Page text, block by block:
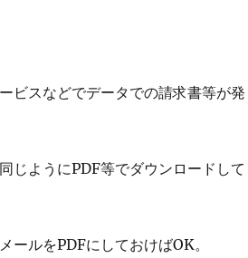
ビスなどでデータでの請求書等が発
じようにPDF等でダウンロードして
ールをPDFにしておけばOK。